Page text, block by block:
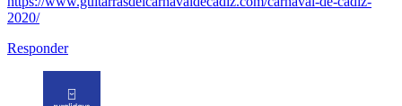
2020/
Responder